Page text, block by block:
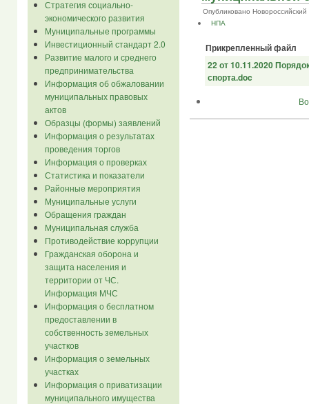
Стратегия социально-
экономического развития
Муниципальные программы
Инвестиционный стандарт 2.0
Развитие малого и среднего
предпринимательства
Информация об обжаловании
муниципальных правовых
актов
Образцы (формы) заявлений
Информация о результатах
проведения торгов
Информация о проверках
Статистика и показатели
Районные мероприятия
Муниципальные услуги
Обращения граждан
Муниципальная служба
Противодействие коррупции
Гражданская оборона и
защита населения и
территории от ЧС.
Информация МЧС
Информация о бесплатном
предоставлении в
собственность земельных
участков
Информация о земельных
участках
Информация о приватизации
муниципального имущества
Опубликовано Новороссийский
НПА
Прикрепленный файл
22 от 10.11.2020
спорта.doc